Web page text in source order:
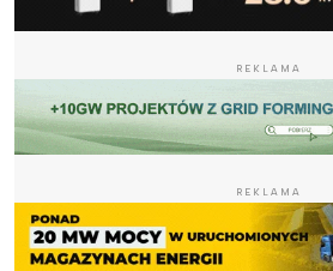
REKLAMA
REKLAMA